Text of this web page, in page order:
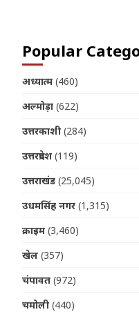
Popular
अध्यात्म (460)
अल्मोड़ा (622)
उत्तरकाशी (284)
उत्तरप्रदेश (119)
उत्तराखंड (25,045)
उधमसिंह नगर (1,315)
क्राइम (3,460)
खेल (357)
चंपावत (972)
चमोली (440)